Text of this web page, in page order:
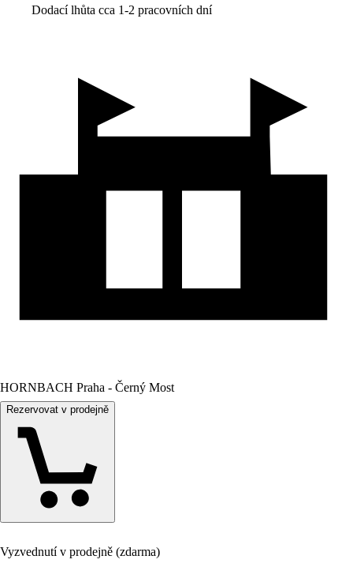
Dodací lhůta cca 1-2 pracovních dní
HORNBACH Praha - Černý Most
Rezervovat v prodejně
Vyzvednutí v prodejně (zdarma)